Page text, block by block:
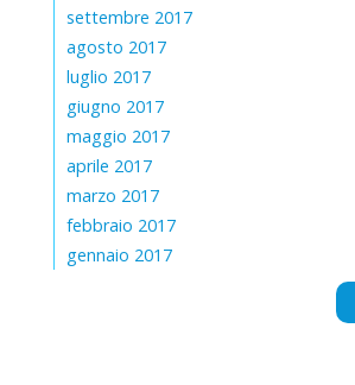
settembre 2017
agosto 2017
luglio 2017
giugno 2017
maggio 2017
aprile 2017
marzo 2017
febbraio 2017
gennaio 2017